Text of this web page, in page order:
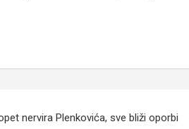
nervira Plenkovića, sve bliži oporbi